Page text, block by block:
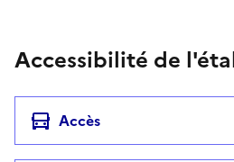
Accessibilité de
Accès